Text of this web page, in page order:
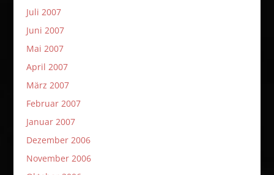
Juli 2007
Juni 2007
Mai 2007
April 2007
März 2007
Februar 2007
Januar 2007
Dezember 2006
November 2006